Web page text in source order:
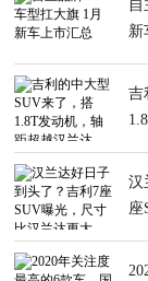
自
新
吉
汉
座